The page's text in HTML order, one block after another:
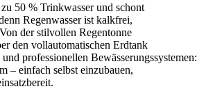
50 % Trinkwasser und schont
Regenwasser ist kalkfrei,
der stilvollen Regentonne
den vollautomatischen Erdtank
professionellen Bewässerungssystemen:
– einfach selbst einzubauen,